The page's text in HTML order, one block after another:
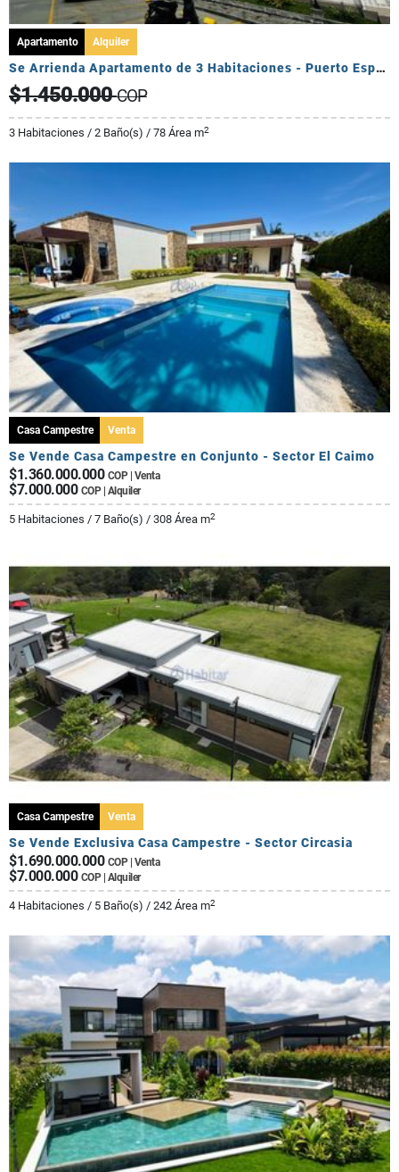
Apartamento Alquiler
Se Arrienda Apartamento de 3 Habitaciones - Puerto Espejo
$1.450.000COP
3 Habitaciones / 2 Baño(s) / 78 Área m2
Casa Campestre Venta
Se Vende Casa Campestre en Conjunto - Sector El Caimo
$1.360.000.000 COP | Venta
$7.000.000 COP | Alquiler
5 Habitaciones / 7 Baño(s) / 308 Área m2
Casa Campestre Venta
Se Vende Exclusiva Casa Campestre - Sector Circasia
$1.690.000.000 COP | Venta
$7.000.000 COP | Alquiler
4 Habitaciones / 5 Baño(s) / 242 Área m2